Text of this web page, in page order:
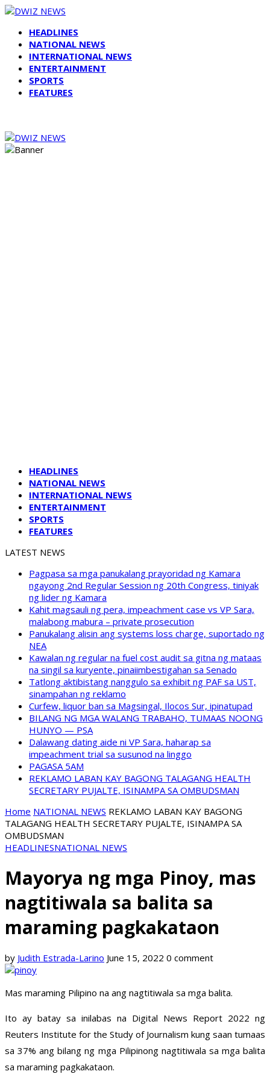
HEADLINES
NATIONAL NEWS
INTERNATIONAL NEWS
ENTERTAINMENT
SPORTS
FEATURES
HEADLINES
NATIONAL NEWS
INTERNATIONAL NEWS
ENTERTAINMENT
SPORTS
FEATURES
LATEST NEWS
Pagpasa sa mga panukalang prayoridad ng Kamara
ngayong 2nd Regular Session ng 20th Congress, tiniyak
ng lider ng Kamara
Kahit magsauli ng pera, impeachment case vs VP Sara,
malabong mabura – private prosecution
Panukalang alisin ang systems loss charge, suportado ng
NEA
Kawalan ng regular na fuel cost audit sa gitna ng mataas
na singil sa kuryente, pinaiimbestigahan sa Senado
Tatlong aktibistang nanggulo sa exhibit ng PAF sa UST,
sinampahan ng reklamo
Curfew, liquor ban sa Magsingal, Ilocos Sur, ipinatupad
BILANG NG MGA WALANG TRABAHO, TUMAAS NOONG
HUNYO — PSA
Dalawang dating aide ni VP Sara, haharap sa
impeachment trial sa susunod na linggo
PAGASA 5AM
REKLAMO LABAN KAY BAGONG TALAGANG HEALTH
SECRETARY PUJALTE, ISINAMPA SA OMBUDSMAN
Home NATIONAL NEWS REKLAMO LABAN KAY BAGONG
TALAGANG HEALTH SECRETARY PUJALTE, ISINAMPA SA
OMBUDSMAN
HEADLINESNATIONAL NEWS
Mayorya ng mga Pinoy, mas
nagtitiwala sa balita sa
maraming pagkakataon
by Judith Estrada-Larino June 15, 2022 0 comment
Mas maraming Pilipino na ang nagtitiwala sa mga balita.
Ito ay batay sa inilabas na Digital News Report 2022 ng
Reuters Institute for the Study of Journalism kung saan tumaas
sa 37% ang bilang ng mga Pilipinong nagtitiwala sa mga balita
sa maraming pagkakataon.